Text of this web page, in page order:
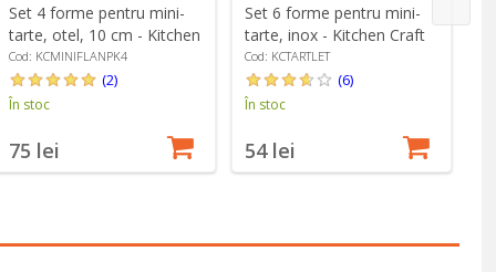
Set 4 forme pentru mini-
tarte, otel, 10 cm - Kitchen
Craft
Cod: KCMINIFLANPK4
(2)
În stoc
75 lei
Set 6 forme pentru mini-
tarte, inox - Kitchen Craft
Cod: KCTARTLET
(6)
În stoc
54 lei